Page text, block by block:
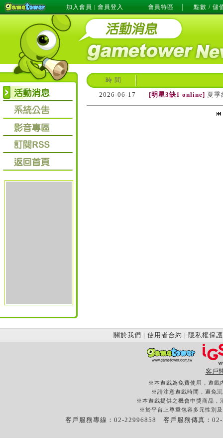
加入會員 | 會員登入 會員特區 點數 / 儲
時 間
2026-06-17
[明星3缺1 online] 夏季
關於我們 | 使用者合約 | 隱私權保護
客戶
※本遊戲為免費使用，遊戲
※請注意遊戲時間，避免
※本遊戲提供之機會中獎商品，
※於平台上尊重包容多元性別
客戶服務專線：02-22996858 客戶服務傳真：